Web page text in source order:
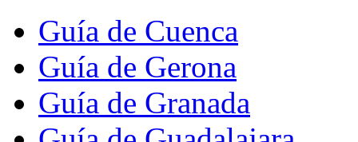
Guía de Cuenca
Guía de Gerona
Guía de Granada